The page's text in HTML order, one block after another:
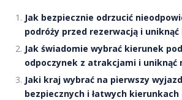
Jak bezpiecznie odrzucić
podróży przed rezerwacją i
Jak świadomie wybrać kierunek
odpoczynek z atrakcjami i uniknąć
Jaki kraj wybrać na pierwszy
bezpiecznych i łatwych